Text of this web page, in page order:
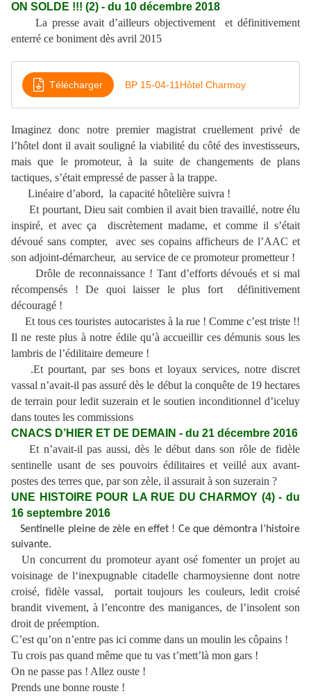
ON SOLDE !!! (2) - du 10 décembre 2018
La presse avait d’ailleurs objectivement et définitivement
enterré ce boniment dès avril 2015
Télécharger BP 15-04-11Hôtel Charmoy
Imaginez donc notre premier magistrat cruellement privé de
l’hôtel dont il avait souligné la viabilité du côté des investisseurs,
mais que le promoteur, à la suite de changements de plans
tactiques, s’était empressé de passer à la trappe.
Linéaire d’abord, la capacité hôtelière suivra !
Et pourtant, Dieu sait combien il avait bien travaillé, notre élu
inspiré, et avec ça discrètement madame, et comme il s’était
dévoué sans compter, avec ses copains afficheurs de l’AAC et
son adjoint-démarcheur, au service de ce promoteur prometteur !
Drôle de reconnaissance ! Tant d’efforts dévoués et si mal
récompensés ! De quoi laisser le plus fort définitivement
découragé !
Et tous ces touristes autocaristes à la rue ! Comme c’est triste !!
Il ne reste plus à notre édile qu’à accueillir ces démunis sous les
lambris de l’édilitaire demeure !
.Et pourtant, par ses bons et loyaux services, notre discret
vassaln’avait-il pas assuré dès le début la conquête de 19 hectares
de terrain pour ledit suzerain et le soutien inconditionnel d’iceluy
dans toutes les commissions
CNACS D’HIER ET DE DEMAIN - du 21 décembre 2016
Et n’avait-il pas aussi, dès le début dans son rôle de fidèle
sentinelle usant de ses pouvoirs édilitaires et veillé aux avant-
postes des terres que, par son zèle, il assurait à son suzerain ?
UNE HISTOIRE POUR LA RUE DU CHARMOY (4) - du
16 septembre 2016
Sentinelle pleine de zèle en effet ! Ce que démontra l’histoire
suivante.
Un concurrent du promoteur ayant osé fomenter un projet au
voisinage de l‘inexpugnable citadelle charmoysienne dont notre
croisé, fidèle vassal, portait toujours les couleurs, ledit croisé
brandit vivement, à l’encontre des manigances, de l’insolent son
droit de préemption.
C’est qu’on n’entre pas ici comme dans un moulin les côpains !
Tu crois pas quand même que tu vas t’mett’là mon gars !
On ne passe pas ! Allez ouste !
Prends une bonne rouste !